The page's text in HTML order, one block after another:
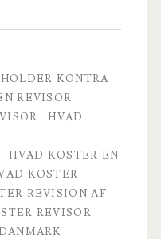
KONTRA
REVISOR
HVAD
HVAD KOSTER EN
KOSTER
REVISION AF
REVISOR